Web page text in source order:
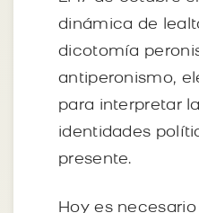
dinámica de
dicotomía
antiperonismo,
para interpretar
identidades
presente.
Hoy es